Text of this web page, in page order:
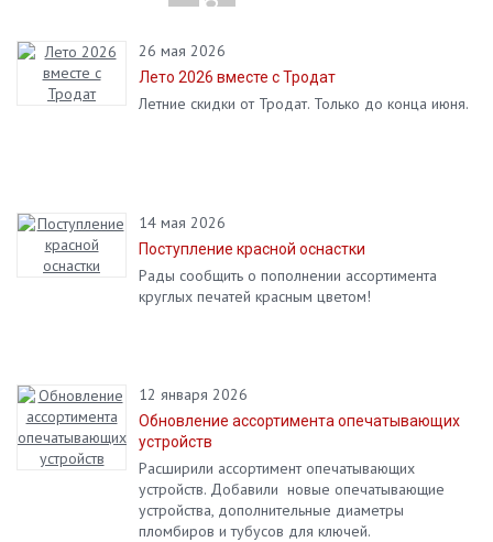
26 мая 2026
Лето 2026 вместе с Тродат
Летние скидки от Тродат. Только до конца июня.
14 мая 2026
Поступление красной оснастки
Рады сообщить о пополнении ассортимента
круглых печатей красным цветом!
12 января 2026
Обновление ассортимента опечатывающих
устройств
Расширили ассортимент опечатывающих
устройств. Добавили новые опечатывающие
устройства, дополнительные диаметры
пломбиров и тубусов для ключей.